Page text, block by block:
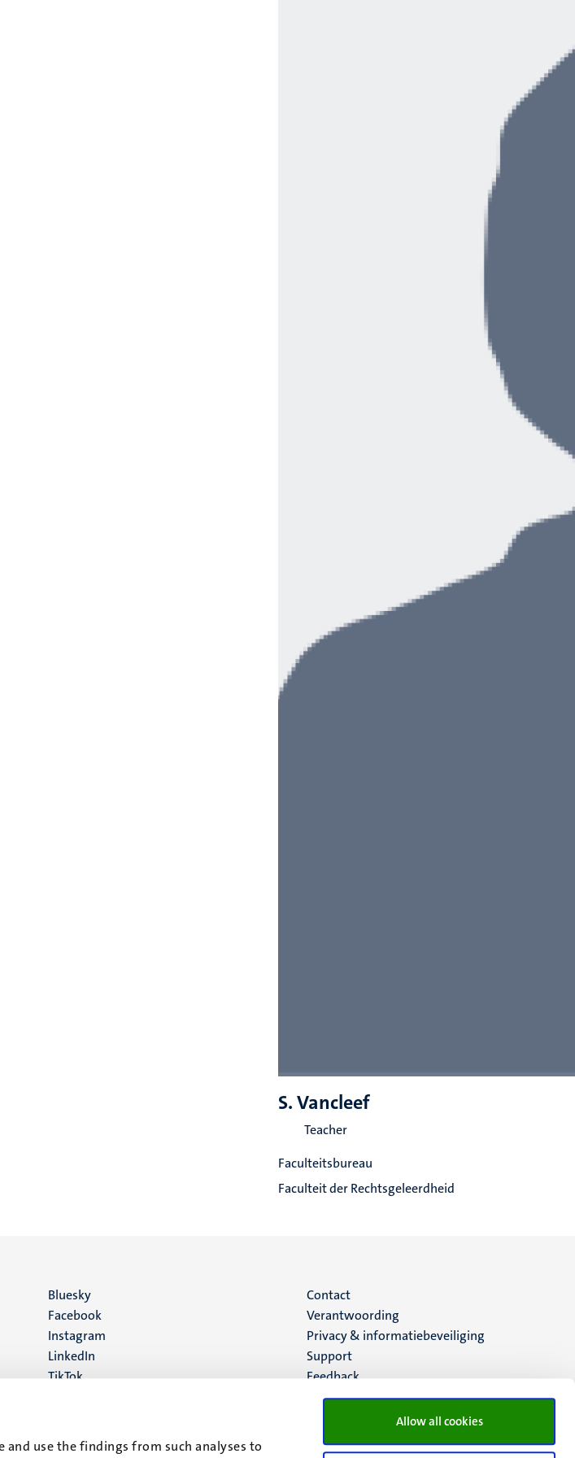
use the findings from such analyses to
Allow all cookies
S. Vancleef
Teacher
Faculteitsbureau
Faculteit der Rechtsgeleerdheid
Social
media
Bluesky
Facebook
Instagram
LinkedIn
TikTok
Menu
footer
(NL)
Contact
Verantwoording
Privacy & informatiebeveiliging
Support
Feedback